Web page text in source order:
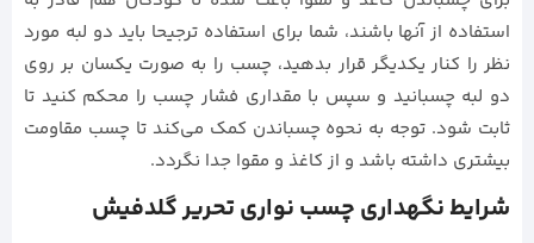
استفاده از آنها باشند، شما برای استفاده ترجیحا باید دو لبه مورد
نظر را کنار یکدیگر قرار بدهید، چسب را به صورت یکسان بر روی
دو لبه چسبانید و سپس با مقداری فشار چسب را محکم کنید تا
ثابت شود. توجه به نحوه چسباندن کمک می‌کند تا چسب مقاومت
بیشتری داشته باشد و از کاغذ و مقوا جدا نگردد.
شرایط نگهداری چسب نواری تحریر گلدفیش